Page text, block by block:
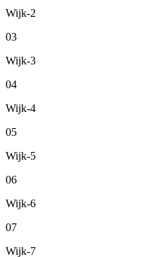
Wijk-2
03
Wijk-3
04
Wijk-4
05
Wijk-5
06
Wijk-6
07
Wijk-7